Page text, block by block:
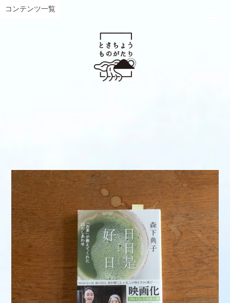
コンテンツ一覧